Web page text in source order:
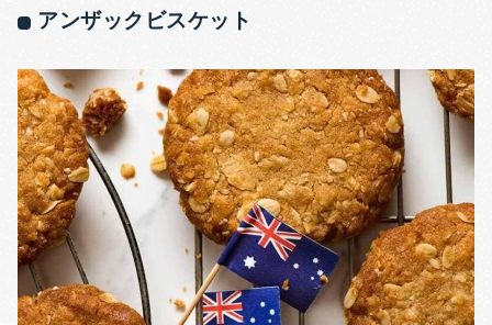
アンザックビスケット